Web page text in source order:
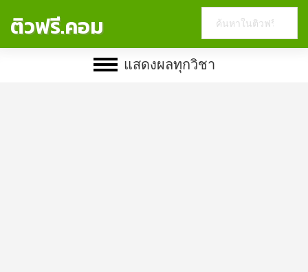
ติวฟรี.คอม
website
แสดงผลทุกวิชา